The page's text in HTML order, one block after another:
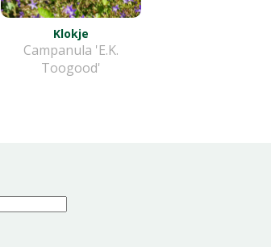
Klokje
Campanula 'E.K.
Toogood'